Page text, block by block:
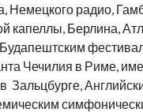
радио,
капеллы, Берлина,
Чечилия в Риме,
Зальцбурге,